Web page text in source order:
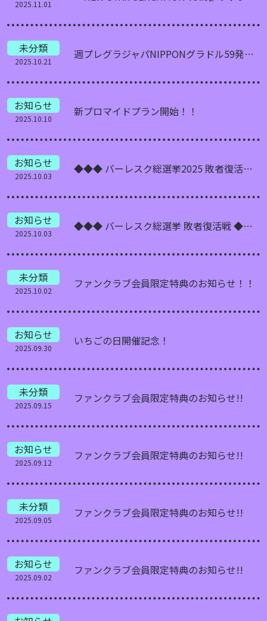
2025.11.01
未分類
2025.10.21
週プレグラジャパNIPPONグラドル59発売記念！！
お知らせ
2025.10.10
新プロマイドプラン開始！！
お知らせ
2025.10.03
◆◆◆ バーレスク総選挙2025 敗者復活戦 開催！◆◆◆
お知らせ
2025.10.03
◆◆◆ バーレスク総選挙 敗者復活戦 ◆◆◆
未分類
2025.10.02
ファンクラブ会員限定特典のお知らせ！！
お知らせ
2025.09.30
いちごの日開催記念！
未分類
2025.09.15
ファンクラブ会員限定特典のお知らせ!!
お知らせ
2025.09.12
ファンクラブ会員限定特典のお知らせ!!
未分類
2025.09.05
ファンクラブ会員限定特典のお知らせ!!
お知らせ
2025.09.02
ファンクラブ会員限定特典のお知らせ!!